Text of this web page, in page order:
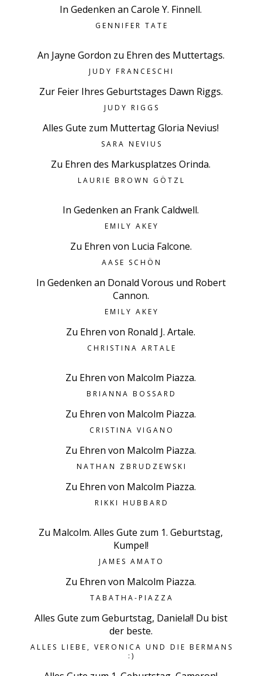
In Gedenken an Carole Y. Finnell.
GENNIFER TATE
An Jayne Gordon zu Ehren des Muttertags.
JUDY FRANCESCHI
Zur Feier Ihres Geburtstages Dawn Riggs.
JUDY RIGGS
Alles Gute zum Muttertag Gloria Nevius!
SARA NEVIUS
Zu Ehren des Markusplatzes Orinda.
LAURIE BROWN GÖTZL
In Gedenken an Frank Caldwell.
EMILY AKEY
Zu Ehren von Lucia Falcone.
AASE SCHÖN
In Gedenken an Donald Vorous und Robert
Cannon.
EMILY AKEY
Zu Ehren von Ronald J. Artale.
CHRISTINA ARTALE
Zu Ehren von Malcolm Piazza.
BRIANNA BOSSARD
Zu Ehren von Malcolm Piazza.
CRISTINA VIGANO
Zu Ehren von Malcolm Piazza.
NATHAN ZBRUDZEWSKI
Zu Ehren von Malcolm Piazza.
RIKKI HUBBARD
Zu Malcolm. Alles Gute zum 1. Geburtstag,
Kumpel!
JAMES AMATO
Zu Ehren von Malcolm Piazza.
TABATHA-PIAZZA
Alles Gute zum Geburtstag, Daniela!! Du bist
der beste.
ALLES LIEBE, VERONICA UND DIE BERMANS
:)